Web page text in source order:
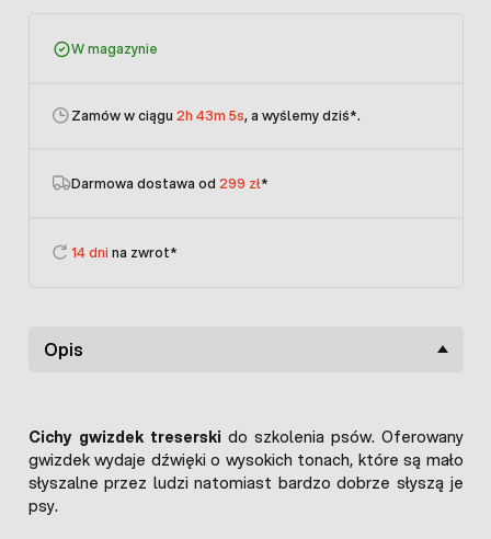
W magazynie
Zamów w ciągu 2h 43m 5s, a wyślemy dziś*.
Darmowa dostawa od 299 zł*
14 dni na zwrot*
Opis
Cichy gwizdek treserski do szkolenia psów. Oferowany
gwizdek wydaje dźwięki o wysokich tonach, które są mało
słyszalne przez ludzi natomiast bardzo dobrze słyszą je
psy.